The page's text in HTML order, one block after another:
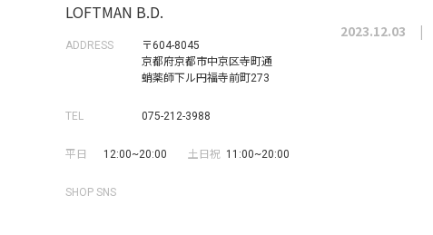
LOFTMAN B.D.
ADDRESS
〒604-8045
京都府京都市中京区寺町通
蛸薬師下ル円福寺前町273
TEL 075-212-3988
平日 12:00~20:00 土日祝 11:00~20:00
SHOP SNS
2023.12.03